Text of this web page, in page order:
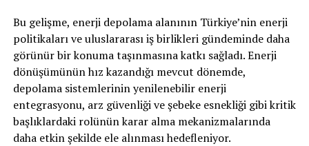
Bu gelişme, enerji depolama alanının Türkiye’nin enerji
politikaları ve uluslararası iş birlikleri gündeminde daha
görünür bir konuma taşınmasına katkı sağladı. Enerji
dönüşümünün hız kazandığı mevcut dönemde,
depolama sistemlerinin yenilenebilir enerji
entegrasyonu, arz güvenliği ve şebeke esnekliği gibi kritik
başlıklardaki rolünün karar alma mekanizmalarında
daha etkin şekilde ele alınması hedefleniyor.